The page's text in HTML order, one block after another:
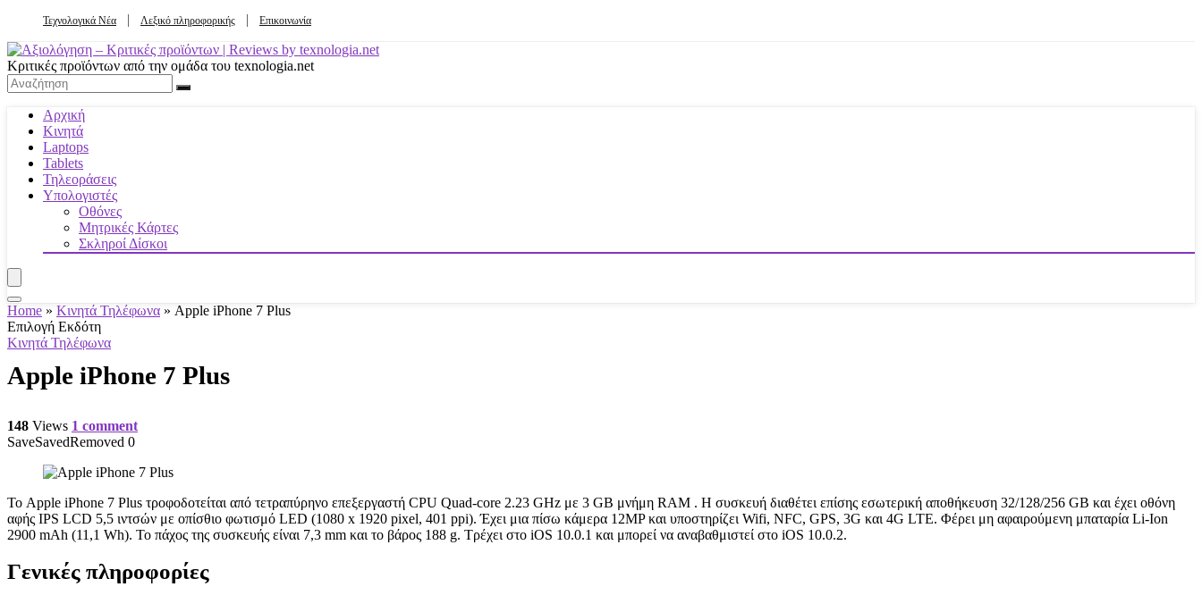
Τεχνολογικά Νέα Λεξικό πληροφορικής Επικοινωνία
Κριτικές προϊόντων από την ομάδα του texnologia.net
Αρχική
Κινητά
Laptops
Tablets
Τηλεοράσεις
Υπολογιστές
Οθόνες
Μητρικές Κάρτες
Σκληροί Δίσκοι
Home » Κινητά Τηλέφωνα » Apple iPhone 7 Plus
Επιλογή Εκδότη
Κινητά Τηλέφωνα
Apple iPhone 7 Plus
148 Views 1 comment
SaveSavedRemoved 0
Το Apple iPhone 7 Plus τροφοδοτείται από τετραπύρηνο επεξεργαστή CPU Quad-core 2.23 GHz με 3 GB μνήμη RAM . Η συσκευή διαθέτει επίσης εσωτερική αποθήκευση 32/128/256 GB και έχει οθόνη
αφής IPS LCD 5,5 ιντσών με οπίσθιο φωτισμό LED (1080 x 1920 pixel, 401 ppi). Έχει μια πίσω κάμερα 12MP και υποστηρίζει Wifi, NFC, GPS, 3G και 4G LTE. Φέρει μη αφαιρούμενη μπαταρία Li-Ion
2900 mAh (11,1 Wh). Το πάχος της συσκευής είναι 7,3 mm και το βάρος 188 g. Τρέχει στο iOS 10.0.1 και μπορεί να αναβαθμιστεί στο iOS 10.0.2.
Γενικές πληροφορίες